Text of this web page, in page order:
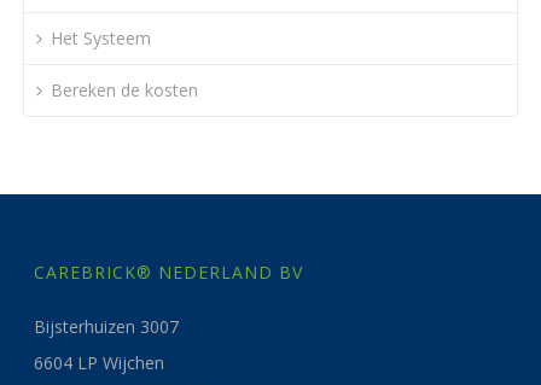
Het Systeem
Bereken de kosten
CAREBRICK® NEDERLAND BV
Bijsterhuizen 3007
6604 LP Wijchen